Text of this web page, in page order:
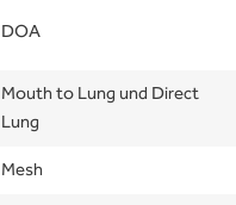
DOA
Mouth to Lung und Direct
Lung
Mesh